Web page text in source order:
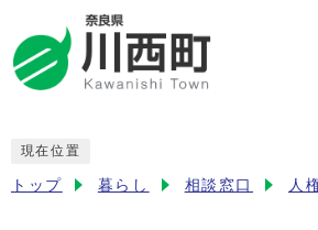
現在位置
トップ 暮らし 相談窓口 人